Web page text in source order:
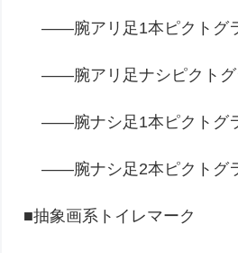
――腕アリ足1本ピクトグ
――腕アリ足ナシピクトグ
――腕ナシ足1本ピクトグ
――腕ナシ足2本ピクトグ
■抽象画系トイレマーク